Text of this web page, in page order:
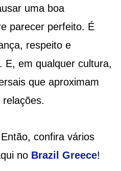
uma boa
parecer perfeito. É
respeito e
E, em qualquer cultura,
que aproximam
confira vários
no Brazil Greece!